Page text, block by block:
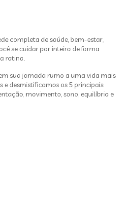
completa de saúde, bem-estar,
se cuidar por inteiro de forma
rotina.
sua jornada rumo a uma vida mais
e desmistificamos os 5 principais
movimento, sono, equilíbrio e